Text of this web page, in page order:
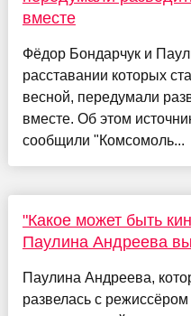
вместе
Фёдор Бондарчук и
расставании которых
весной, передумали
вместе. Об этом
сообщили "Комсомоль...
"Какое может быть
Паулина Андреева
Паулина Андреева,
развелась с